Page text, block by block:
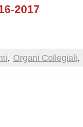
2017
, Organi Collegiali,